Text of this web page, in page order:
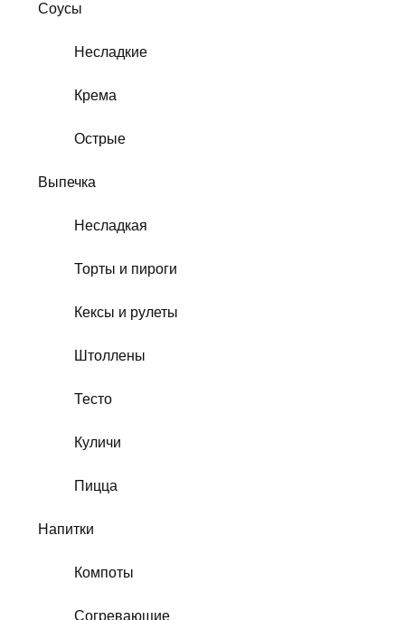
Соусы
Несладкие
Крема
Острые
Выпечка
Несладкая
Торты и пироги
Кексы и рулеты
Штоллены
Тесто
Куличи
Пицца
Напитки
Компоты
Согревающие